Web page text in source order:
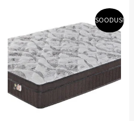
SOODUS!
hind
oli:
269,00 €.
Praegune
hind
on:
242,10 €.